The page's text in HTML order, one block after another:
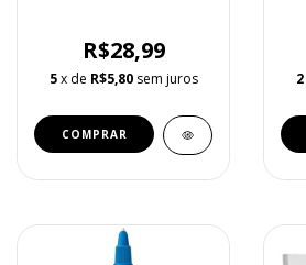
R$28,99
5 x de R$5,80 sem juros 2